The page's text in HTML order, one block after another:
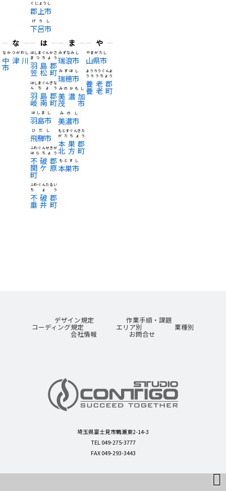
郡上市
ぐじょうし
下呂市
げろし
な
中津川
市
なかつがわし
は
羽島郡
笠松町
はしまぐんかさ
まつちょう
羽島郡
岐南町
はしまぐんぎな
んちょう
羽島市
はしまし
飛騨市
ひだし
不破郡
関ケ原
町
ふわぐんせきが
はらちょう
不破郡
垂井町
ふわぐんたるい
ちょう
ま
瑞浪市
みずなみし
瑞穂市
みずほし
美濃加
茂市
みのかもし
美濃市
みのし
本巣郡
北方町
もとすぐんきた
がたちょう
本巣市
もとすし
や
山県市
やまがたし
養老郡
養老町
ようろうぐんよ
うろうちょう
デザイン規定 作業手順・課題
コーディング規定 エリア別 業種別
会社情報 お問合せ
埼玉県富士見市鶴瀬東2-14-3
TEL 049-275-3777
FAX 049-293-3443